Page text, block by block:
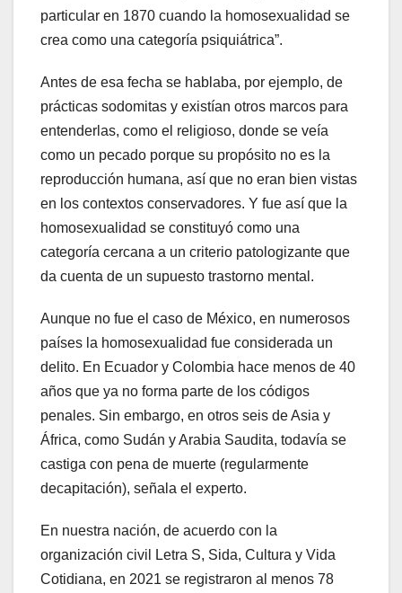
particular en 1870 cuando la homosexualidad se
crea como una categoría psiquiátrica”.
Antes de esa fecha se hablaba, por ejemplo, de
prácticas sodomitas y existían otros marcos para
entenderlas, como el religioso, donde se veía
como un pecado porque su propósito no es la
reproducción humana, así que no eran bien vistas
en los contextos conservadores. Y fue así que la
homosexualidad se constituyó como una
categoría cercana a un criterio patologizante que
da cuenta de un supuesto trastorno mental.
Aunque no fue el caso de México, en numerosos
países la homosexualidad fue considerada un
delito. En Ecuador y Colombia hace menos de 40
años que ya no forma parte de los códigos
penales. Sin embargo, en otros seis de Asia y
África, como Sudán y Arabia Saudita, todavía se
castiga con pena de muerte (regularmente
decapitación), señala el experto.
En nuestra nación, de acuerdo con la
organización civil Letra S, Sida, Cultura y Vida
Cotidiana, en 2021 se registraron al menos 78